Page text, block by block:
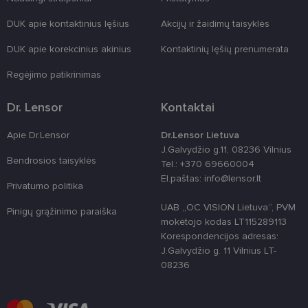
DUK apie kontaktinius lęšius
DUK apie korekcinius akinius
Regėjimo patikrinimas
Akcijų ir žaidimų taisyklės
Kontaktinių lęšių prenumerata
Dr. Lensor
Apie Dr.Lensor
Bendrosios taisyklės
Privatumo politika
Pinigų grąžinimo paraiška
Kontaktai
Dr.Lensor Lietuva
J.Galvydžio g.11, 08236 Vilnius
Tel.: +370 69660004
El.paštas: info@lensor.lt
UAB „OC VISION Lietuva“, PVM
mokėtojo kodas LT115289113
Korespondencijos adresas:
J.Galvydžio g. 11 Vilnius LT-
08236
country_ok
www.lensor.lt
1 metai
shipping_country
www.lensor.lt
1 metai
kliento
svetainės
ji yra
naudojama
vartotojo
patirčiai
pagerinti.
CookieScript